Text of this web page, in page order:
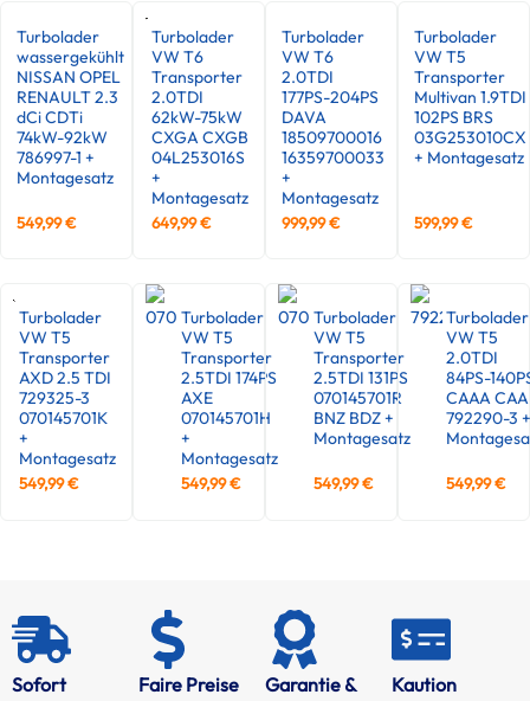
Turbolader
wassergekühlt
NISSAN OPEL
RENAULT 2.3
dCi CDTi
74kW-92kW
786997-1 +
Montagesatz
549,99€
Turbolader
VW T6
Transporter
2.0TDI
62kW-75kW
CXGA CXGB
04L253016S
+
Montagesatz
649,99€
Turbolader
VW T6
2.0TDI
177PS-204PS
DAVA
18509700016
16359700033
+
Montagesatz
999,99€
Turbolader
VW T5
Transporter
Multivan 1.9TDI
102PS BRS
03G253010CX
+ Montagesatz
599,99€
Turbolader
VW T5
Transporter
AXD 2.5 TDI
729325-3
070145701K
+
Montagesatz
549,99€
Turbolader
VW T5
Transporter
2.5TDI 174PS
AXE
070145701H
+
Montagesatz
549,99€
Turbolader
VW T5
Transporter
2.5TDI 131PS
070145701R
BNZ BDZ +
Montagesatz
549,99€
Turbolader
VW T5
2.0TDI
84PS-
CAAA
792290-3 +
549,99€
Sofort
Faire Preise
Garantie &
Kaution